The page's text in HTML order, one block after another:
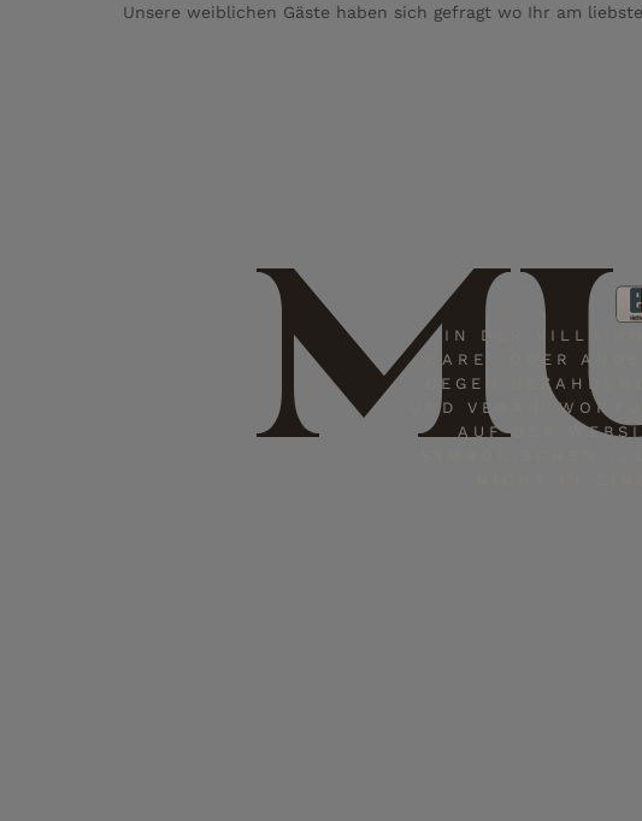
Unsere weiblichen Gäste haben sich gefragt wo Ihr am
IN DER VILLA
CARE- ODER
GEGEN
UND
AUF DER